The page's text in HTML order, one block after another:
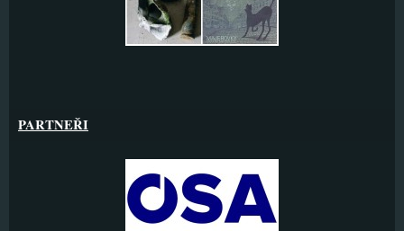
PARTNEŘI